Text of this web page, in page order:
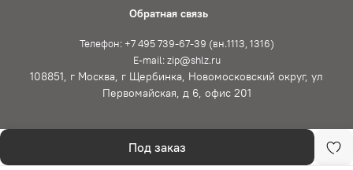
Под заказ
Обратная связь
Телефон: +7 495 739-67-39 (вн.1113, 1316)
E-mail: zip@shlz.ru
108851, г Москва, г Щербинка, Новомосковский округ, ул
Первомайская, д 6, офис 201